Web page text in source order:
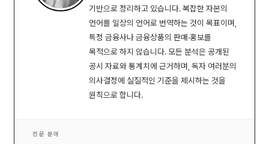
기반으로 정리하고 있습니다. 복잡한 자본의
언어를 일상의 언어로 번역하는 것이 목표이며,
특정 금융사나 금융상품의 판매·홍보를
목적으로 하지 않습니다. 모든 분석은 공개된
공시 자료와 통계치에 근거하며, 독자 여러분의
의사결정에 실질적인 기준을 제시하는 것을
원칙으로 합니다.
전문 분야